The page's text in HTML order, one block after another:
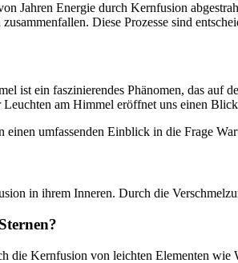
Jahren Energie durch Kernfusion
Diese Prozesse sind
ist ein faszinierendes Phänomen, das auf
am Himmel eröffnet uns einen
umfassenden Einblick in die Frage
in ihrem Inneren. Durch die
die Kernfusion von leichten Elementen